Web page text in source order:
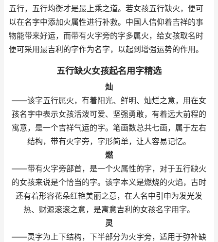
五行，五行均衡才是最上乘之道。若女孩五行缺火，便可
以在名字中添加火属性进行补救。中国人信仰着吉祥的事
物能带来好运，而带有火字旁的字多属火，给女孩取名时
便可采用最吉利的字作为名字，以起到增强运势的作用。
五行缺火女孩起名用字精选
灿
——该字五行属火，有着阳光、鲜明、灿烂之意，用在女
孩名字中表示女孩活泼可爱、坚强勇敢，有着远大前程的
寓意，是一个吉祥气运的字。笔画数总共七画，属于左右
结构，带有火字旁，字形简单，让人容易记忆。
燃
——带有火字旁部首，是一个火属性的字，对于五行缺火
的女孩来说是个恰当的字。该字本义是燃烧的火焰，古时
还有着形容花朵红艳美丽之意，在人名中引申为发光发
热、财源滚滚之意，是寓意吉利的女孩名字用字。
灵
——灵字为上下结构，下半部分为火字旁，适用于弥补缺